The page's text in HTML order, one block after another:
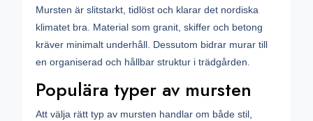
Mursten är slitstarkt, tidlöst och klarar det nordiska
klimatet bra. Material som granit, skiffer och betong
kräver minimalt underhåll. Dessutom bidrar murar till
en organiserad och hållbar struktur i trädgården.
Populära typer av mursten
Att välja rätt typ av mursten handlar om både stil,